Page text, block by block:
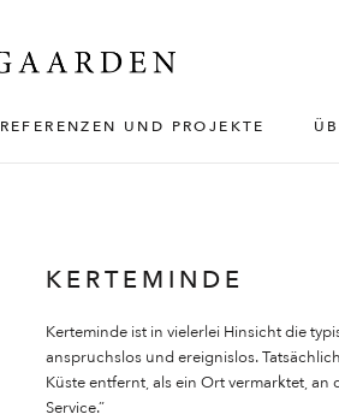
REFERENZEN UND PROJEKTE
KERTEMINDE
Kerteminde ist in vielerlei Hinsicht die
anspruchslos und ereignislos.
Küste entfernt, als ein Ort vermarktet, an
Service.”